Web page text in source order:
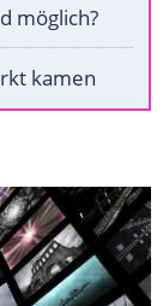
möglich?
kamen